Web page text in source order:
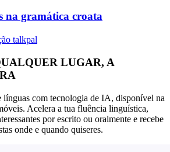
na gramática croata
talkpal
LUGAR, A
com tecnologia de IA, disponível na
Acelera a tua fluência linguística,
por escrito ou oralmente e recebe
onde e quando quiseres.